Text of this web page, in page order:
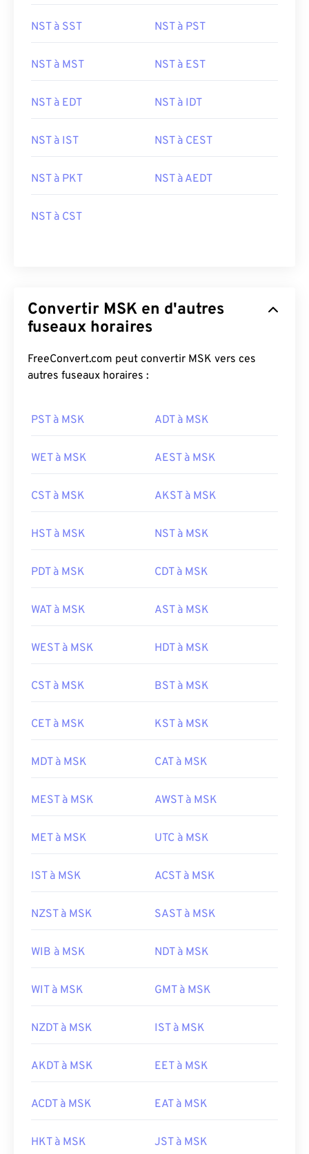
NST à SST NST à PST
NST à MST NST à EST
NST à EDT NST à IDT
NST à IST NST à CEST
NST à PKT NST à AEDT
NST à CST
Convertir MSK en d'autres
fuseaux horaires
FreeConvert.com peut convertir MSK vers ces
autres fuseaux horaires :
PST à MSK ADT à MSK
WET à MSK AEST à MSK
CST à MSK AKST à MSK
HST à MSK NST à MSK
PDT à MSK CDT à MSK
WAT à MSK AST à MSK
WEST à MSK HDT à MSK
CST à MSK BST à MSK
CET à MSK KST à MSK
MDT à MSK CAT à MSK
MEST à MSK AWST à MSK
MET à MSK UTC à MSK
IST à MSK ACST à MSK
NZST à MSK SAST à MSK
WIB à MSK NDT à MSK
WIT à MSK GMT à MSK
NZDT à MSK IST à MSK
AKDT à MSK EET à MSK
ACDT à MSK EAT à MSK
HKT à MSK JST à MSK